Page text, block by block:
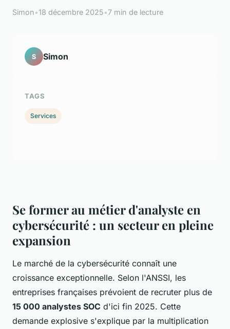
Simon•18 décembre 2025•7 min de lecture
Se former au métier d'analyste en
cybersécurité : un secteur en pleine
expansion
Le marché de la cybersécurité connaît une
croissance exceptionnelle. Selon l'ANSSI, les
entreprises françaises prévoient de recruter plus de
15 000 analystes SOC d'ici fin 2025. Cette
demande explosive s'explique par la multiplication
S Simon
TAGS
Services